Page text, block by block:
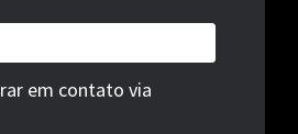
em contato via